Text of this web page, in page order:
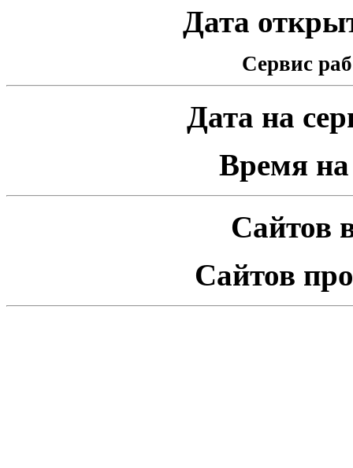
Дата
Сервис
Дата на
Время на
Сайтов
Сайтов